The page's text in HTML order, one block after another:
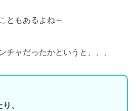
ともあるよね～
チャだったかというと、、、
、